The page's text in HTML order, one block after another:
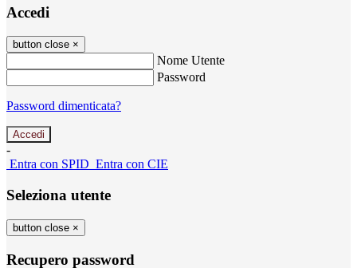
Accedi
button close ×
Nome Utente
Password
Password dimenticata?
-
Entra con SPID Entra con CIE
Seleziona utente
button close ×
Recupero password